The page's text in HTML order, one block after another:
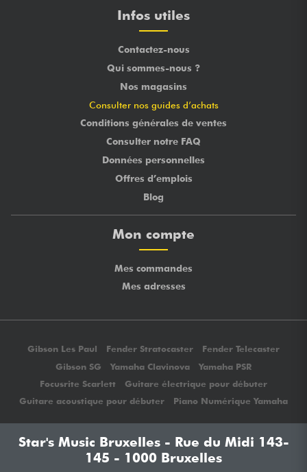
Infos utiles
Contactez-nous
Qui sommes-nous ?
Nos magasins
Consulter nos guides d’achats
Conditions générales de ventes
Consulter notre FAQ
Données personnelles
Offres d’emplois
Blog
Mon compte
Mes commandes
Mes adresses
Gibson Les Paul Fender Stratocaster
Fender Telecaster
Gibson SG
Yamaha Clavinova
Yamaha PSR
Focusrite Scarlett
Guitare électrique pour débuter
Guitare acoustique pour débuter
Piano Numérique Yamaha
Star's Music Bruxelles - Rue du Midi 143-
145 - 1000 Bruxelles